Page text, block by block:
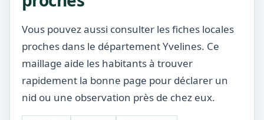
Vous pouvez aussi consulter les fiches locales
proches dans le département Yvelines. Ce
maillage aide les habitants à trouver
rapidement la bonne page pour déclarer un
nid ou une observation près de chez eux.